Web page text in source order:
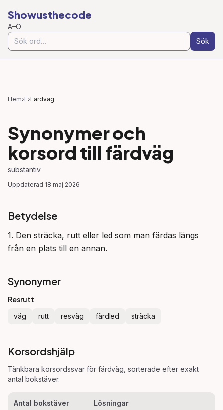
Showusthecode
A–Ö
Sök
Hem›F›Färdväg
Synonymer och
korsord till färdväg
substantiv
Uppdaterad 18 maj 2026
Betydelse
1. Den sträcka, rutt eller led som man färdas längs
från en plats till en annan.
Synonymer
Resrutt
väg rutt resväg färdled sträcka
Korsordshjälp
Tänkbara korsordssvar för färdväg , sorterade efter exakt
antal bokstäver.
Antal bokstäver Lösningar